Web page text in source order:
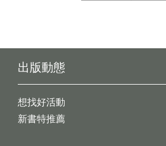
出版動態
想找好活動
新書特推薦